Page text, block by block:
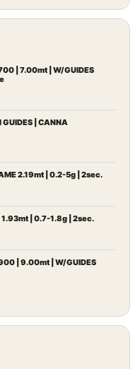
| 7.00mt | W/GUIDES
GUIDES | CANNA
2.19mt | 0.2-5g | 2sec.
1.93mt | 0.7-1.8g | 2sec.
| 9.00mt | W/GUIDES